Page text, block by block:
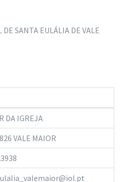
SANTA EULÁLIA DE VALE
DA IGREJA
VALE MAIOR